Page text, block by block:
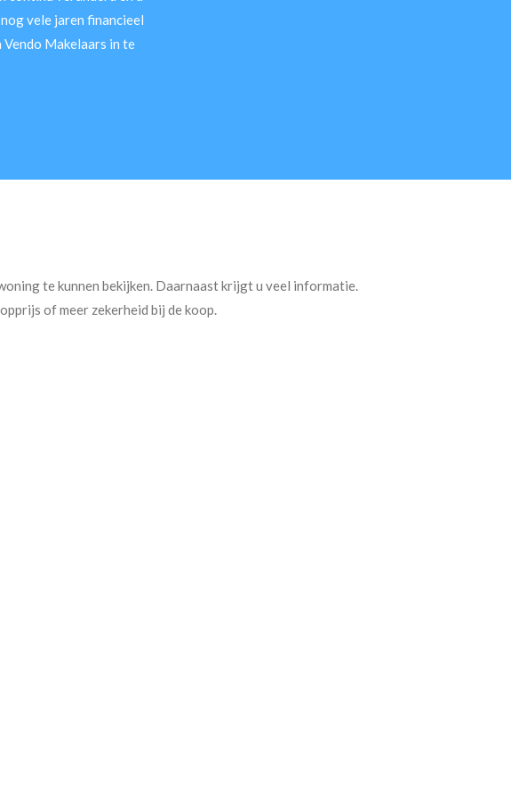
vele jaren financieel
Vendo Makelaars in te
te kunnen bekijken. Daarnaast krijgt u veel informatie.
of meer zekerheid bij de koop.